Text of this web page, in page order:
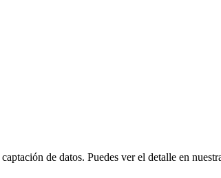
de datos. Puedes ver el detalle en